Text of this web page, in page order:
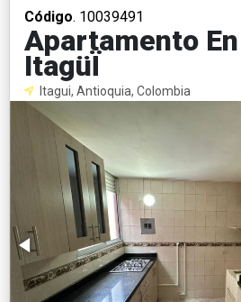
Código. 10039491
Apartamento
ItagüÏ
Itagui, Antioquia, Colombia